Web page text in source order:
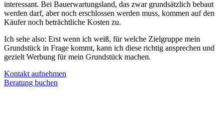
interessant. Bei Bauerwartungsland, das zwar grundsätzlich bebaut
werden darf, aber noch erschlossen werden muss, kommen auf den
Käufer noch beträchtliche Kosten zu.
Ich sehe also: Erst wenn ich weiß, für welche Zielgruppe mein
Grundstück in Frage kommt, kann ich diese richtig ansprechen und
gezielt Werbung für mein Grundstück machen.
Kontakt aufnehmen
Beratung buchen